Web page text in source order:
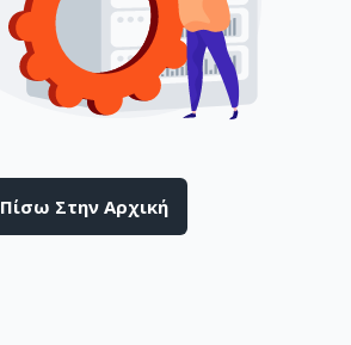
Πίσω Στην Αρχική